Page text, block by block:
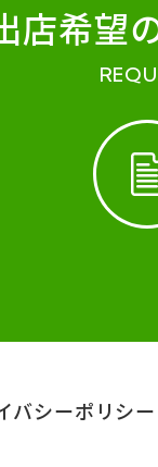
店希望
バシーポリシー